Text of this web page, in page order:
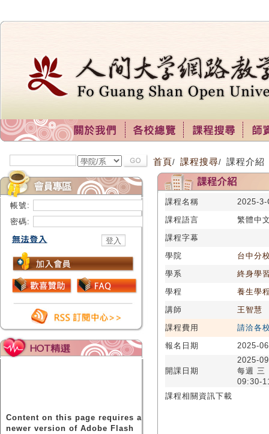
帳號:
密碼:
Content on this page requires a
newer version of Adobe Flash
首頁/ 課程搜尋/ 課程介紹
課程名稱
2025-3-
課程語言
繁體中
課程字幕
學院
台中分
學系
終身學
學程
養生學
講師
王智慧
課程費用
請洽各
報名日期
2025-
開課日期
2025-
每週 三
09:30-
課程相關資訊下載